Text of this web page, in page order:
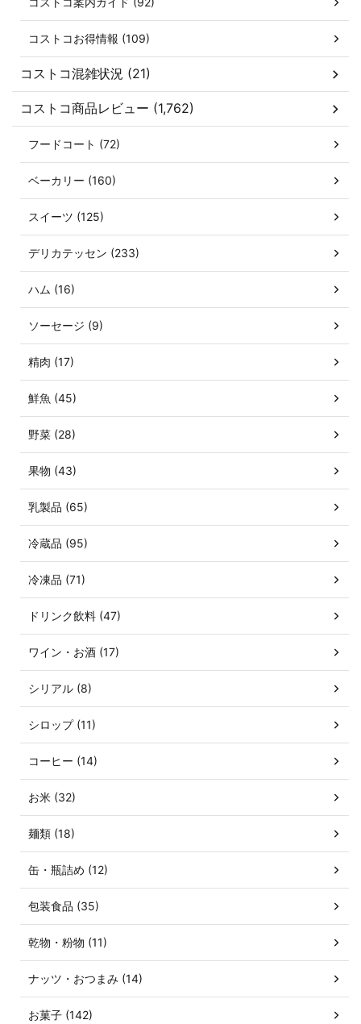
コストコお得情報 (109)
コストコ混雑状況 (21)
コストコ商品レビュー (1,762)
フードコート (72)
ベーカリー (160)
スイーツ (125)
デリカテッセン (233)
ハム (16)
ソーセージ (9)
精肉 (17)
鮮魚 (45)
野菜 (28)
果物 (43)
乳製品 (65)
冷蔵品 (95)
冷凍品 (71)
ドリンク飲料 (47)
ワイン・お酒 (17)
シリアル (8)
シロップ (11)
コーヒー (14)
お米 (32)
麺類 (18)
缶・瓶詰め (12)
包装食品 (35)
乾物・粉物 (11)
ナッツ・おつまみ (14)
お菓子 (142)